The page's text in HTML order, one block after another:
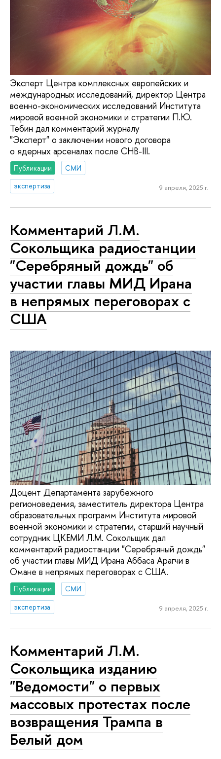
Эксперт Центра комплексных европейских и
международных исследований, директор Центра
военно-экономических исследований Института
мировой военной экономики и стратегии П.Ю.
Тебин дал комментарий журналу
"Эксперт" о заключении нового договора
о ядерных арсеналах после СНВ-III.
Публикации
СМИ
экспертиза
9 апреля, 2025 г.
Комментарий Л.М.
Сокольщика радиостанции
"Серебряный дождь" об
участии главы МИД Ирана
в непрямых переговорах с
США
Доцент Департамента зарубежного
регионоведения, заместитель директора Центра
образовательных программ Института мировой
военной экономики и стратегии, старший научный
сотрудник ЦКЕМИ Л.М. Сокольщик дал
комментарий радиостанции "Серебряный дождь"
об участии главы МИД Ирана Аббаса Арагчи в
Омане в непрямых переговорах с США.
Публикации
СМИ
экспертиза
9 апреля, 2025 г.
Комментарий Л.М.
Сокольщика изданию
"Ведомости" о первых
массовых протестах после
возвращения Трампа в
Белый дом